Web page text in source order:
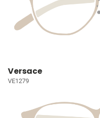
Versace
VE1279